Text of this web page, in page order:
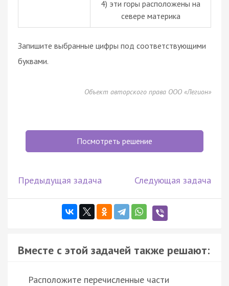
4) эти горы расположены на
севере материка
Запишите выбранные цифры под соответствующими
буквами.
Объект авторского права ООО «Легион»
Посмотреть решение
Предыдущая задача Следующая задача
Вместе с этой задачей также решают:
Расположите перечисленные части